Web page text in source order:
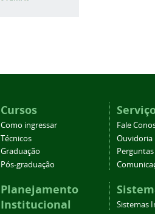
Cursos
Como ingressar
Técnicos
Graduação
Pós-graduação
Planejamento
Institucional
Fale
Ouvidoria
Sistemas